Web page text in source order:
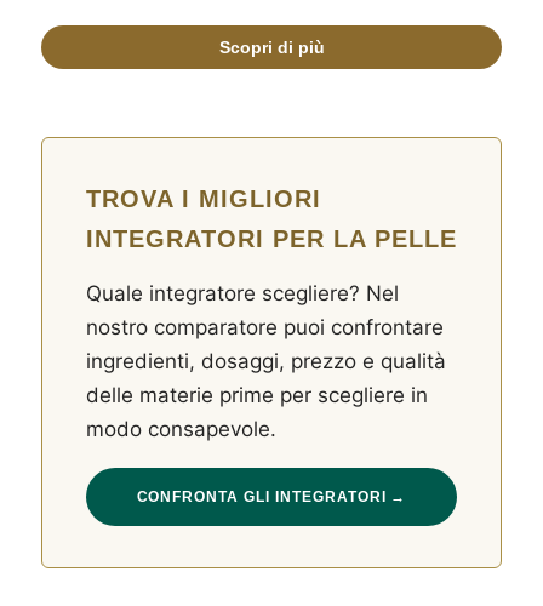
TROVA I MIGLIORI
INTEGRATORI PER LA PELLE
Quale integratore scegliere? Nel
nostro comparatore puoi confrontare
ingredienti, dosaggi, prezzo e qualità
delle materie prime per scegliere in
modo consapevole.
CONFRONTA GLI INTEGRATORI →